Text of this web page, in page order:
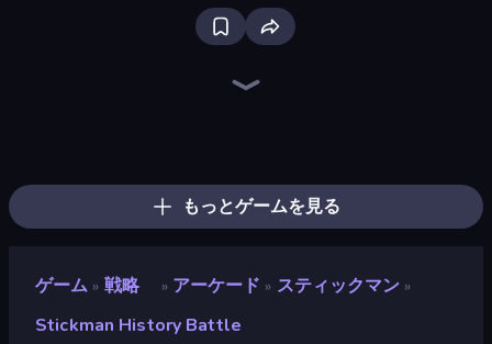
もっとゲームを見る
ゲーム » 戦略 » アーケード » スティックマン »
Stickman History Battle